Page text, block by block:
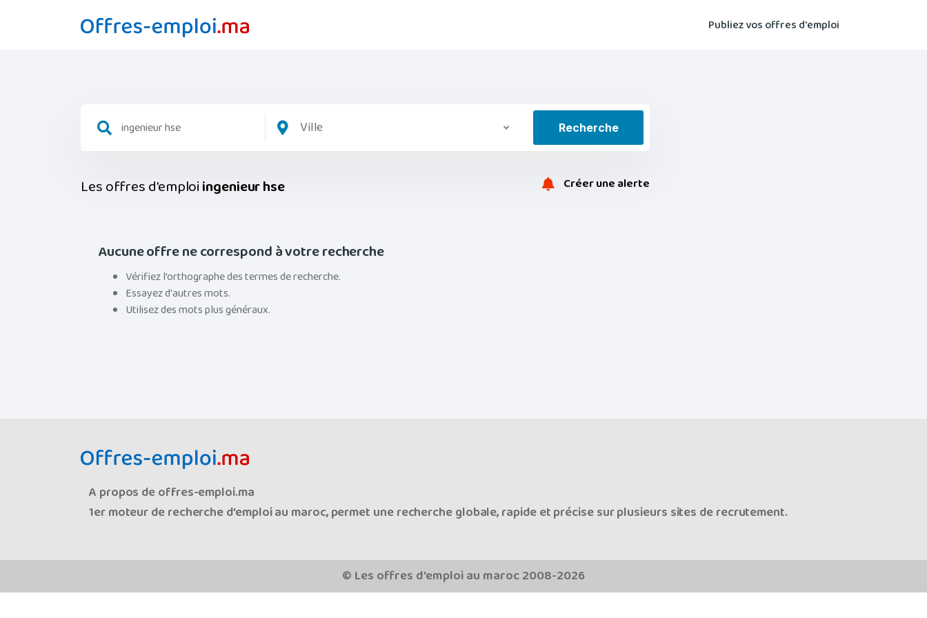
Publiez vos offres d'emploi
Ville Recherche
Les offres d'emploiingenieur hse Créer une alerte
Aucune offre ne correspond à votre recherche
Vérifiez l’orthographe des termes de recherche.
Essayez d'autres mots.
Utilisez des mots plus généraux.
A propos de offres-emploi.ma
1er moteur de recherche d'emploi au maroc, permet une recherche globale, rapide et précise sur plusieurs sites de recrutement.
© Les offres d'emploi au maroc 2008-2026